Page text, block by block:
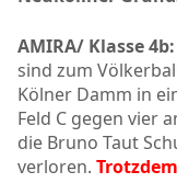
AMIRA/ Klasse 4b:
sind zum
Kölner Damm in
Feld C gegen vier
die Bruno Taut
verloren.